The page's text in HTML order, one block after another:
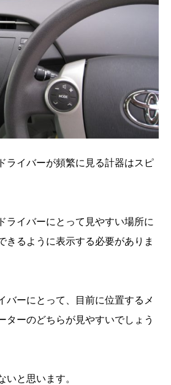
ライバーが頻繁に見る計器はスピ
ライバーにとって見やすい場所に
きるように表示する必要がありま
バーにとって、目前に位置するメ
ターのどちらが見やすいでしょう
いと思います。